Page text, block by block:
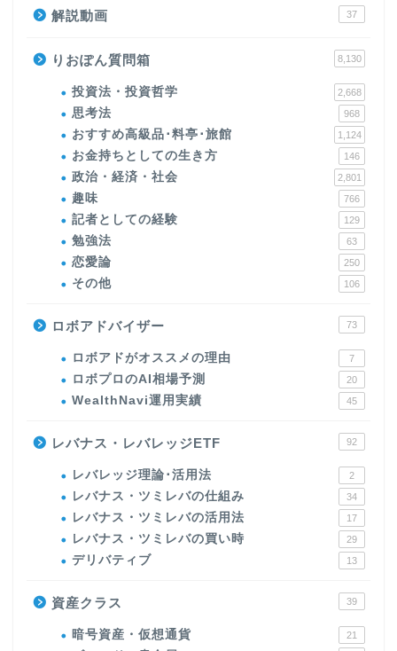
解説動画 37
りおぽん質問箱 8,130
投資法・投資哲学 2,668
思考法 968
おすすめ高級品･料亭･旅館 1,124
お金持ちとしての生き方 146
政治・経済・社会 2,801
趣味 766
記者としての経験 129
勉強法 63
恋愛論 250
その他 106
ロボアドバイザー 73
ロボアドがオススメの理由 7
ロボプロのAI相場予測 20
WealthNavi運用実績 45
レバナス・レバレッジETF 92
レバレッジ理論･活用法 2
レバナス・ツミレバの仕組み 34
レバナス・ツミレバの活用法 17
レバナス・ツミレバの買い時 29
デリバティブ 13
資産クラス 39
暗号資産・仮想通貨 21